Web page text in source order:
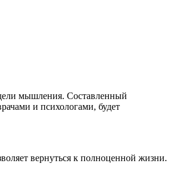
мышления. Составленный
и психологами, будет
вернуться к полноценной жизни.